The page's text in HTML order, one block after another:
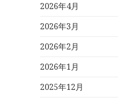
2026年4月
2026年3月
2026年2月
2026年1月
2025年12月